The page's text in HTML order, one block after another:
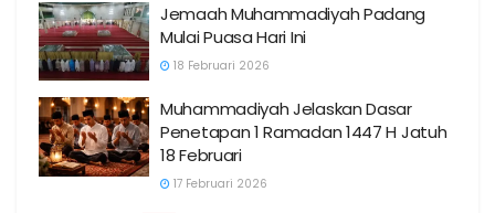
Jemaah Muhammadiyah Padang
Mulai Puasa Hari Ini
18 Februari 2026
Muhammadiyah Jelaskan Dasar
Penetapan 1 Ramadan 1447 H Jatuh
18 Februari
17 Februari 2026